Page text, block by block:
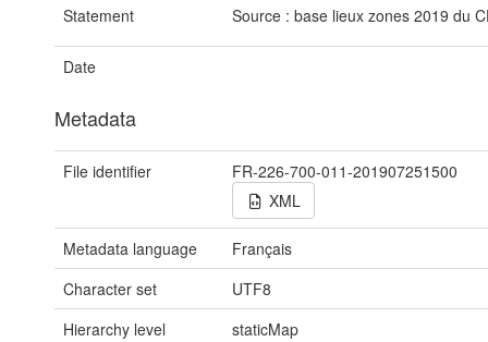
Statement
Source : base lieux zones 2019 du
Date
Metadata
File identifier
FR-226-700-011-201907251500
XML
Metadata language
Français
Character set
UTF8
Hierarchy level
staticMap